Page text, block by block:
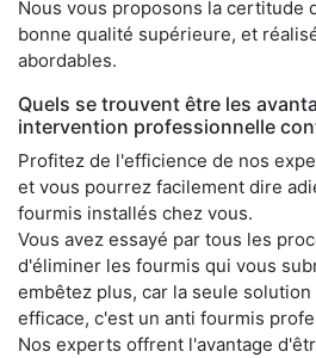
Nous vous proposons la certitude
bonne qualité supérieure, et
abordables.
Quels se trouvent être les
intervention professionnelle
Profitez de l'efficience de nos
et vous pourrez facilement dire
fourmis installés chez vous.
Vous avez essayé par tous les
d'éliminer les fourmis qui vous
embêtez plus, car la seule
efficace, c'est un anti fourmis
Nos experts offrent l'avantage